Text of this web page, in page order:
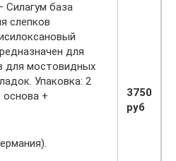
Силагум база
слепков
для
для мостовидных
Упаковка: 2
основа +
3750
руб